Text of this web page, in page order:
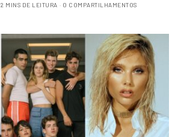
2 MINS DE LEITURA 0 COMPARTILHAMENTOS